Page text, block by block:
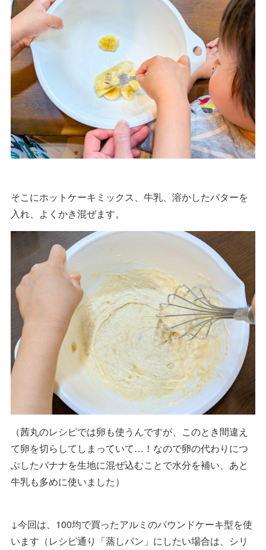
そこにホットケーキミックス、牛乳、溶かしたバターを
入れ、よくかき混ぜます。
（茜丸のレシピでは卵も使うんですが、このとき間違え
て卵を切らしてしまっていて…！なので卵の代わりにつ
ぶしたバナナを生地に混ぜ込むことで水分を補い、あと
牛乳も多めに使いました）
↓今回は、100均で買ったアルミのパウンドケーキ型を使
います（レシピ通り「蒸しパン」にしたい場合は、シリ